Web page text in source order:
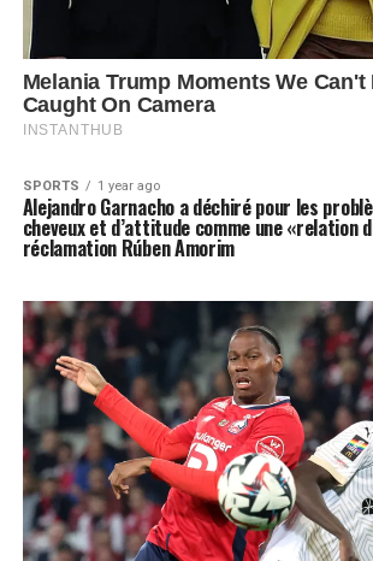
SPORTS 1 year ago
Alejandro Garnacho a déchiré pour les
cheveux et d’attitude comme une «relation
réclamation Rúben Amorim